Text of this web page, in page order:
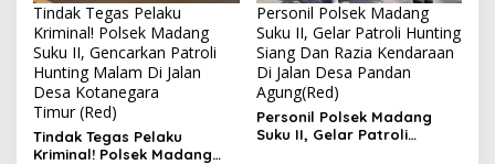
Tindak Tegas Pelaku
Kriminal! Polsek Madang
Suku II, Gencarkan Patroli
Hunting Malam Di Jalan
Desa Kotanegara
Timur (Red)
Tindak Tegas Pelaku
Kriminal! Polsek Madang
Personil Polsek Madang
Suku II, Gelar Patroli Hunting
Siang Dan Razia Kendaraan
Di Jalan Desa Pandan
Agung(Red)
Personil Polsek Madang
Suku II, Gelar Patroli